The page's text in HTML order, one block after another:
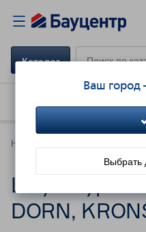
Ваш
Выбрать
Каталог
Новинки каталога
Штукатурный
DORN,